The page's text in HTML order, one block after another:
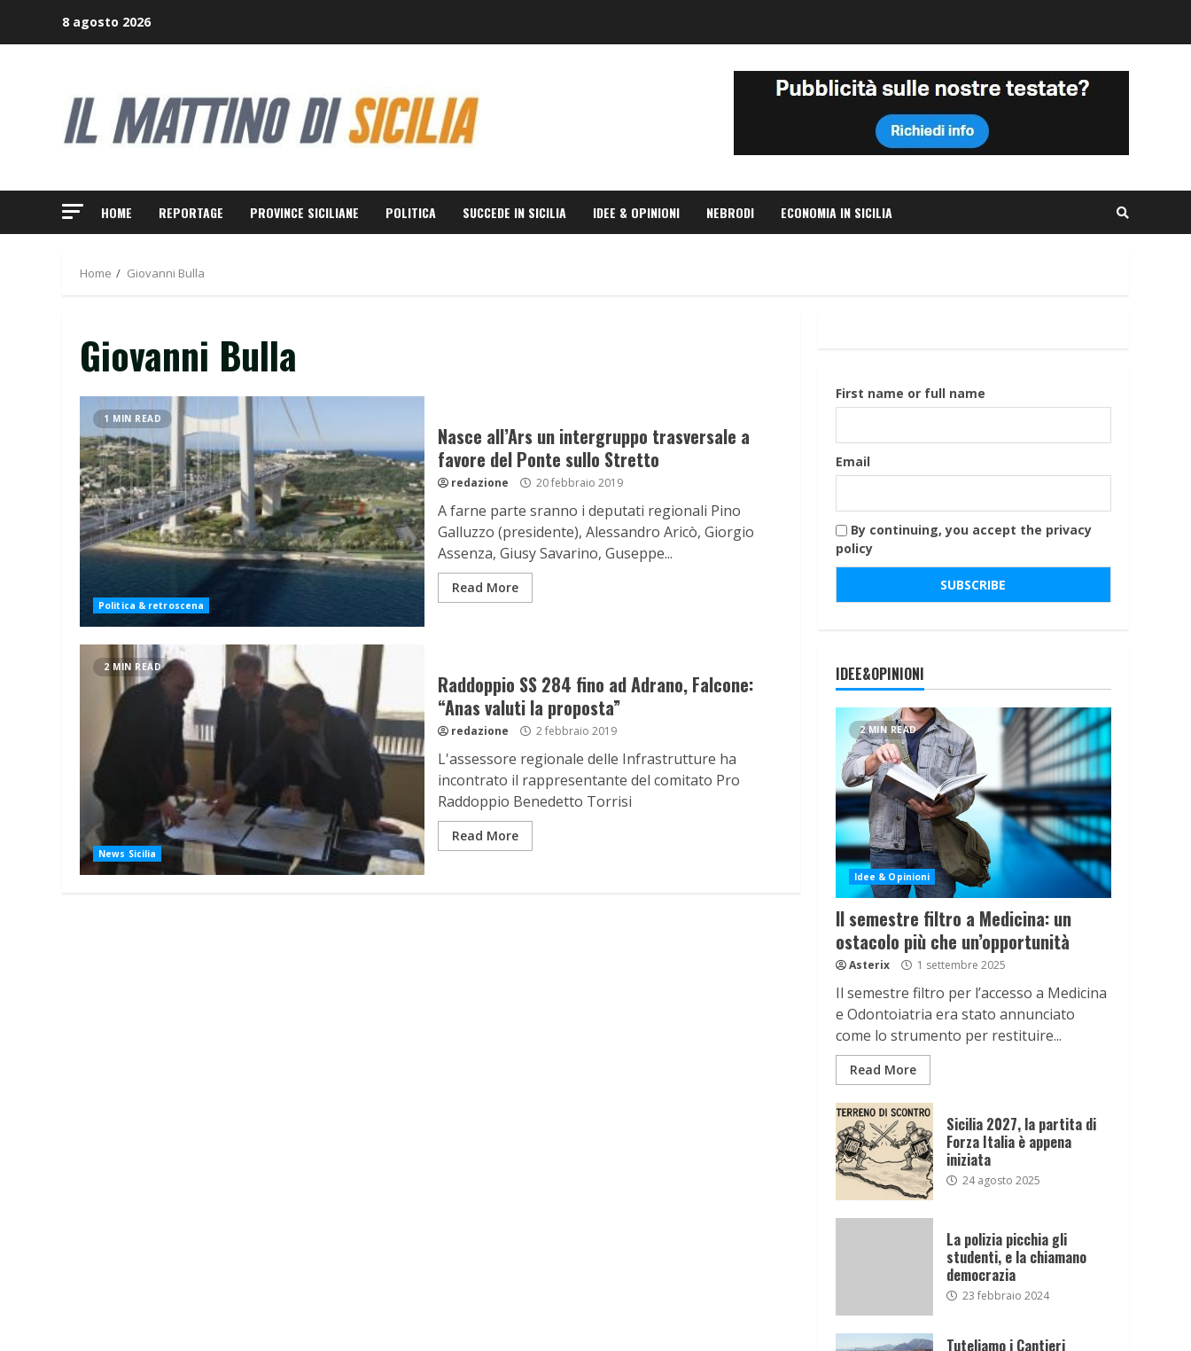
8 agosto 2026
HOME REPORTAGE PROVINCE SICILIANE POLITICA SUCCEDE IN SICILIA IDEE & OPINIONI NEBRODI ECONOMIA IN SICILIA
Home Giovanni Bulla
Giovanni Bulla
1 MIN READ
Politica & retroscena
Nasce all’Ars un intergruppo trasversale a
favore del Ponte sullo Stretto
redazione 20 febbraio 2019
A farne parte sranno i deputati regionali Pino
Galluzzo (presidente), Alessandro Aricò, Giorgio
Assenza, Giusy Savarino, Guseppe...
Read More
2 MIN READ
News Sicilia
Raddoppio SS 284 fino ad Adrano, Falcone:
“Anas valuti la proposta”
redazione 2 febbraio 2019
L'assessore regionale delle Infrastrutture ha
incontrato il rappresentante del comitato Pro
Raddoppio Benedetto Torrisi
Read More
First name or full name
Email
By continuing, you accept the privacy
policy
IDEE&OPINIONI
2 MIN READ
Idee & Opinioni
Il semestre filtro a Medicina: un
ostacolo più che un’opportunità
Asterix 1 settembre 2025
Il semestre filtro per l’accesso a Medicina
e Odontoiatria era stato annunciato
come lo strumento per restituire...
Read More
Sicilia 2027, la partita di
Forza Italia è appena
iniziata
24 agosto 2025
La polizia picchia gli
studenti, e la chiamano
democrazia
23 febbraio 2024
Tuteliamo i Cantieri